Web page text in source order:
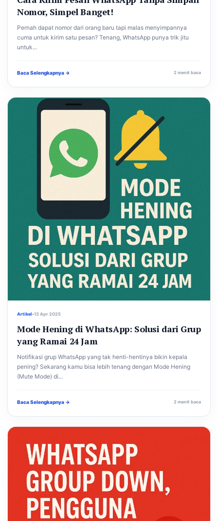
Nomor, Simpel Banget!
Pernah dapat nomor dari orang baru tapi malas menyimpannya
cuma untuk kirim satu pesan? Tenang, WhatsApp punya trik jitu
untuk...
Baca Selengkapnya → 2 menit baca
Artikel•13 Apr 2025
Mode Hening di WhatsApp: Solusi dari Grup
yang Ramai 24 Jam
Notifikasi grup WhatsApp yang tak henti-hentinya bikin kepala
pening? Sekarang kamu bisa lebih tenang dengan Mode Hening
(Mute Mode) di...
Baca Selengkapnya → 2 menit baca